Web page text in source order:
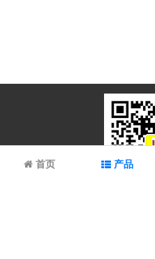
首页 产品